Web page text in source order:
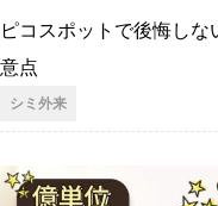
ピコスポットで後悔し
意点
シミ外来